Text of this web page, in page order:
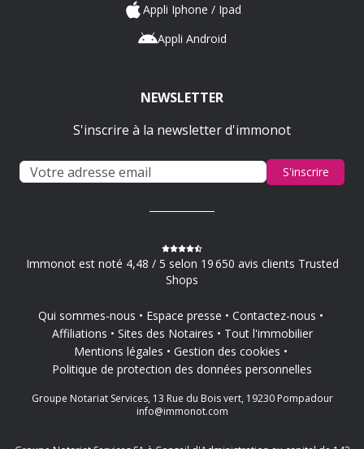
Appli Iphone / Ipad
Appli Android
NEWSLETTER
S'inscrire à la newsletter d'immonot
S'inscrire
Immonot est noté 4,48 / 5 selon 19 650 avis clients Trusted
Shops
Qui sommes-nous Espace presse
Contactez-nous
Affiliations
Sites des Notaires
Tout l'immobilier
Mentions légales
Gestion des cookies
Politique de protection des données personnelles
Groupe Notariat Services, 13 Rue du Bois vert, 19230 Pompadour
info@immonot.com